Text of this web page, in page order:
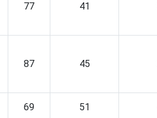
77 41
87 45
69 51